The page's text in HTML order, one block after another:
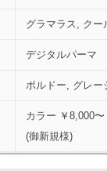
グラマラス, クー
デジタルパーマ
ボルドー, グレー
カラー ￥8,000〜
(御新規様)